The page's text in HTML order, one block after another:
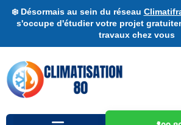
❄️ Désormais au sein du réseau
s'occupe d'étudier votre projet
travaux chez vous